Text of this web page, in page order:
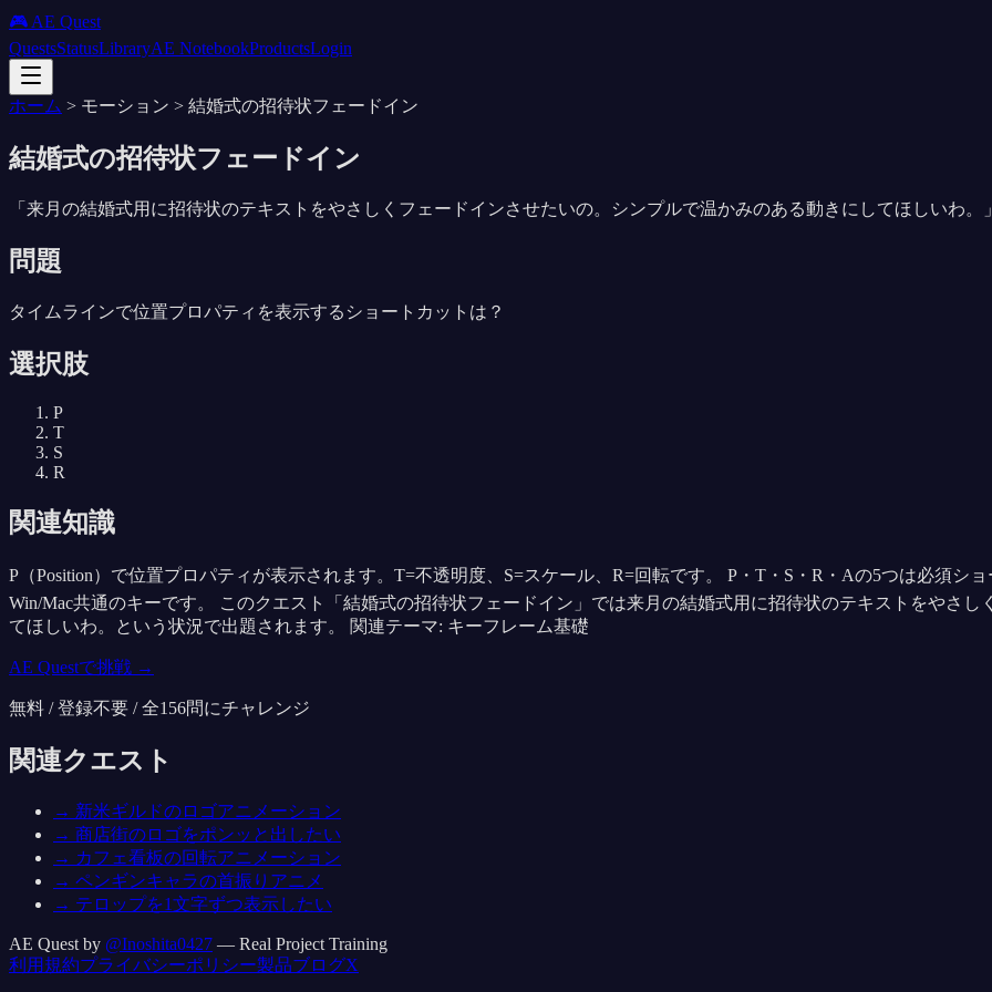
🎮 AE Quest
QuestsStatusLibraryAE NotebookProductsLogin
ホーム > モーション > 結婚式の招待状フェードイン
結婚式の招待状フェードイン
「 来月の結婚式用に招待状のテキストをやさしくフェードインさせたいの。シンプルで温かみのある動きにしてほしいわ。
問題
タイムラインで位置プロパティを表示するショートカットは？
選択肢
P
T
S
R
関連知識
P（Position）で位置プロパティが表示されます。T=不透明度、S=スケール、R=回転です。 P・T・S・R・Aの5つは必須シ
Win/Mac共通のキーです。 このクエスト「結婚式の招待状フェードイン」では来月の結婚式用に招待状のテキストをやさ
てほしいわ。という状況で出題されます。 関連テーマ: キーフレーム基礎
AE Questで挑戦 →
無料 / 登録不要 / 全156問にチャレンジ
関連クエスト
→ 新米ギルドのロゴアニメーション
→ 商店街のロゴをポンッと出したい
→ カフェ看板の回転アニメーション
→ ペンギンキャラの首振りアニメ
→ テロップを1文字ずつ表示したい
AE Quest by @Inoshita0427 — Real Project Training
利用規約プライバシーポリシー製品ブログX